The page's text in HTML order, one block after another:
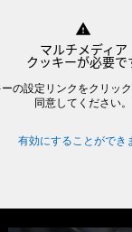
warning
マルチメディア
クッキーが必要で
の設定リンクをクリッ
同意してください。
有効にすることができ